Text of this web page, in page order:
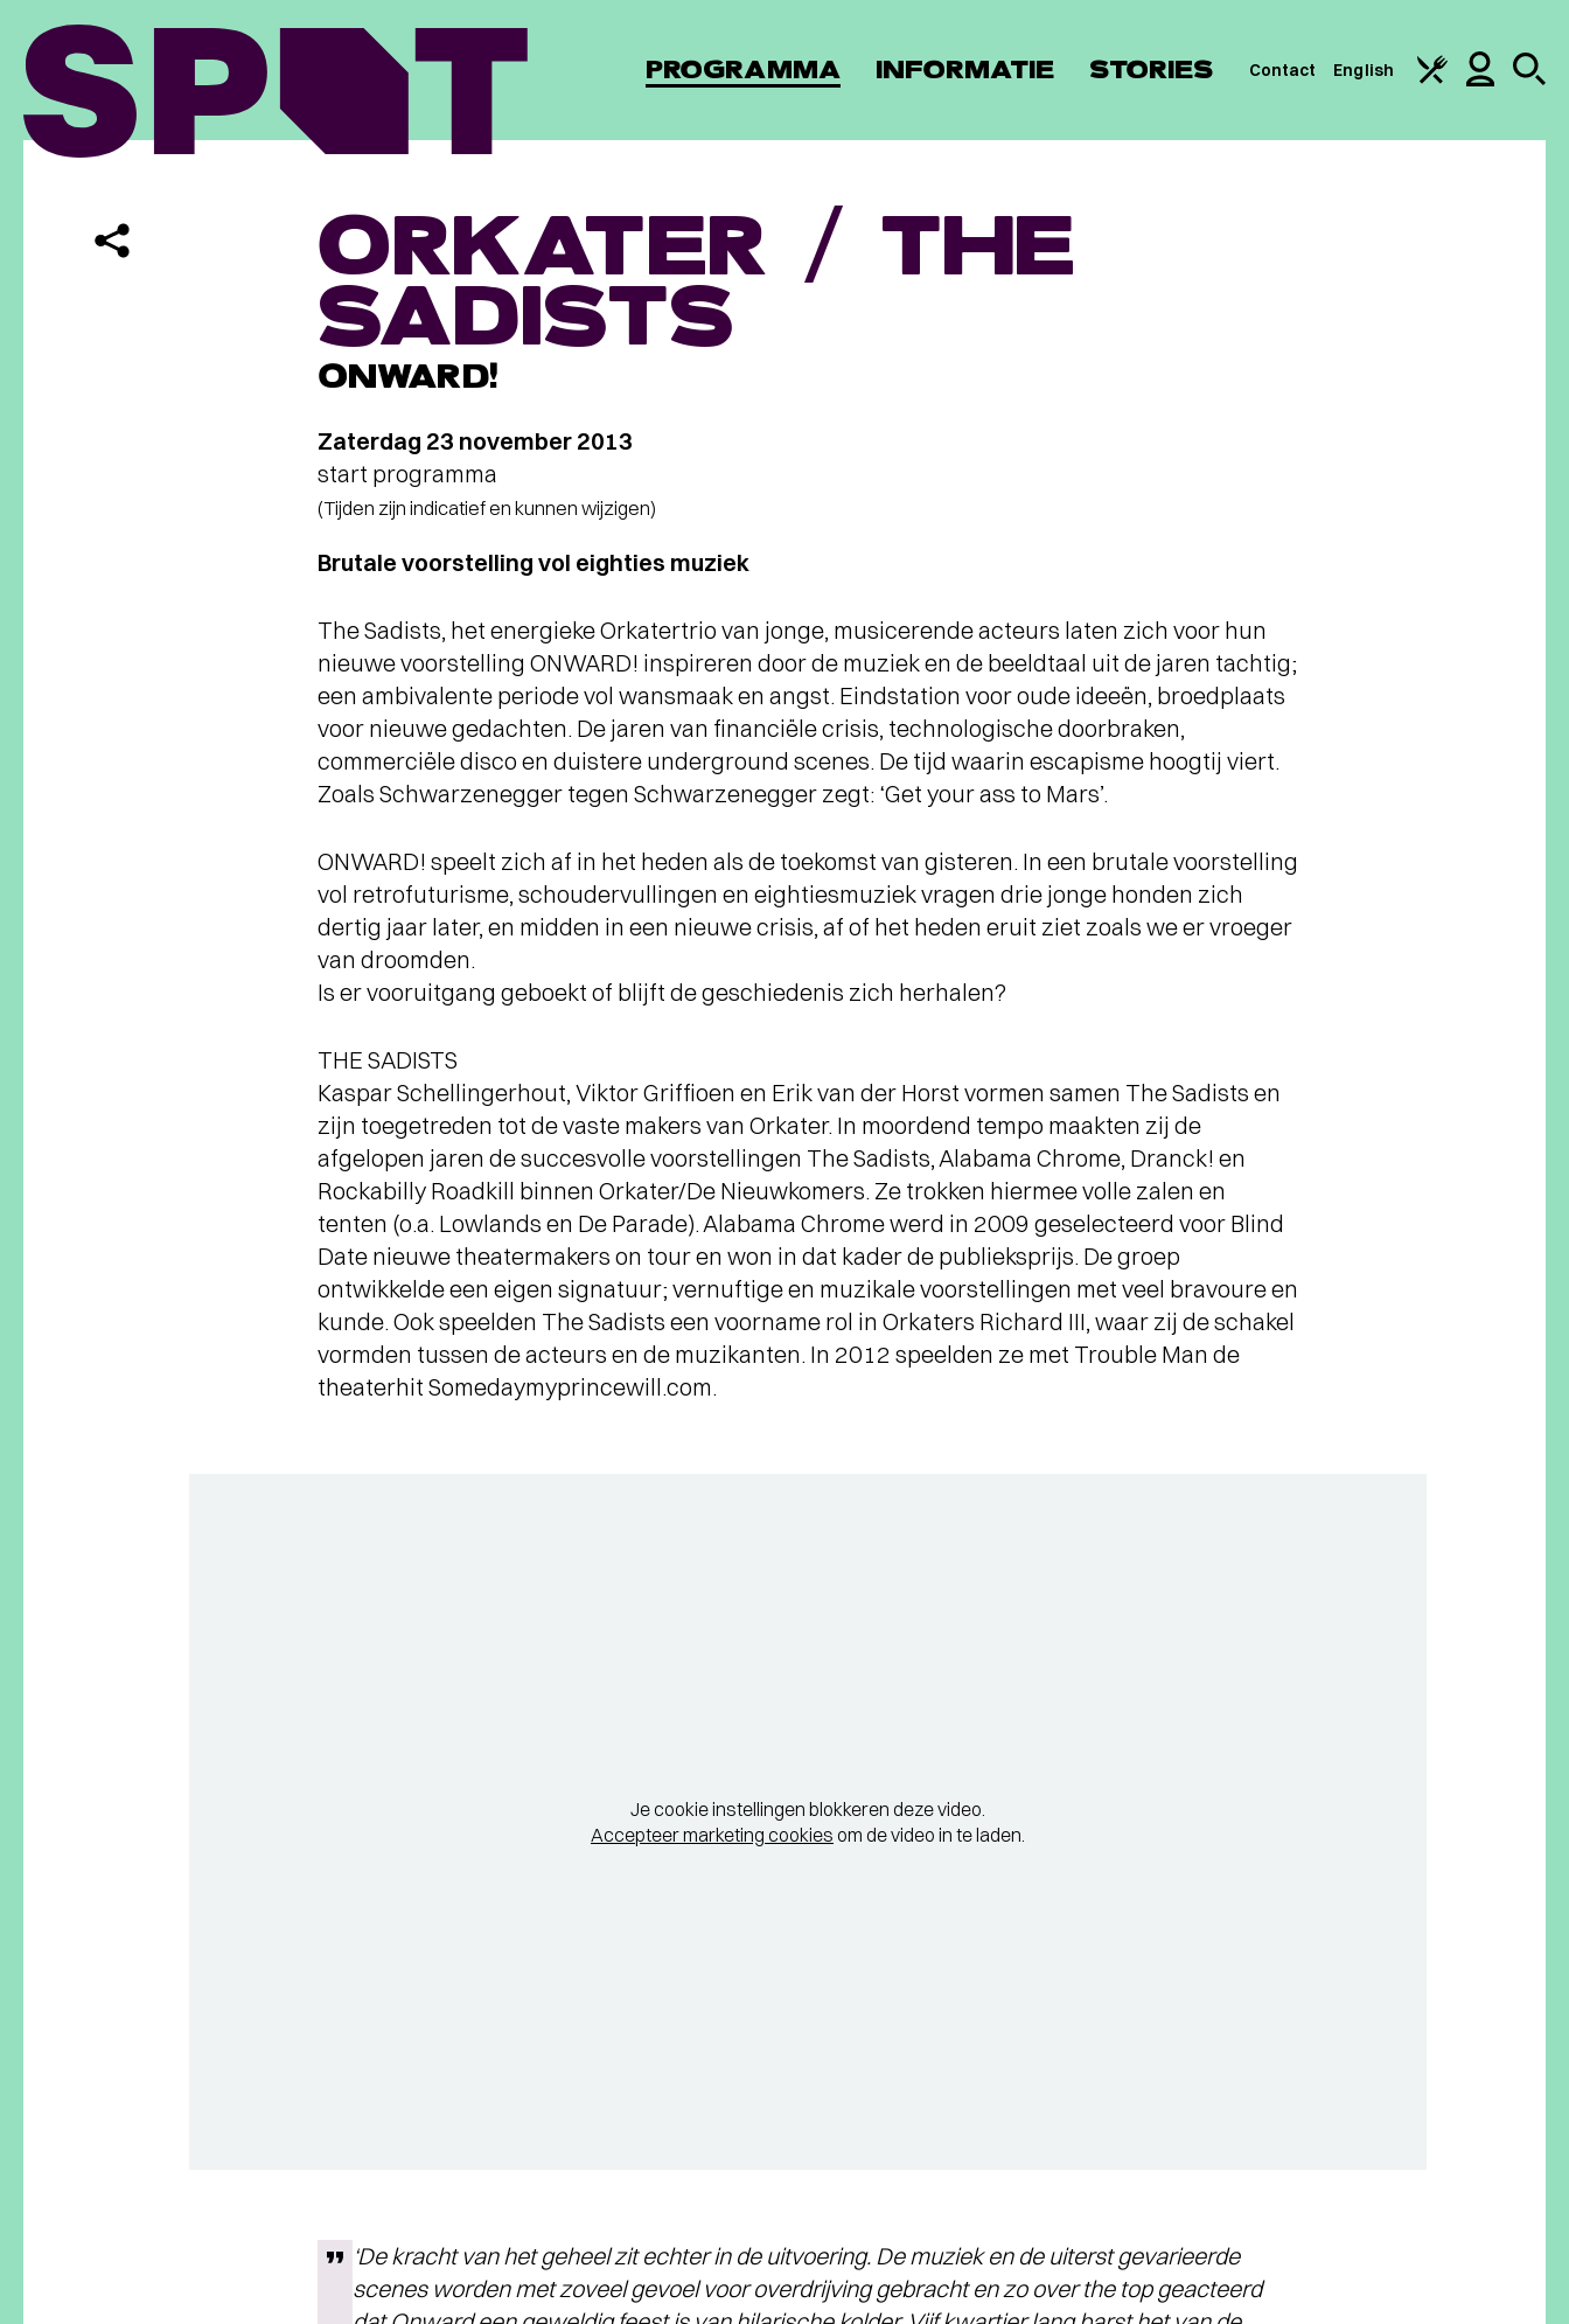
PROGRAMMA INFORMATIE STORIES Contact English
ORKATER / THE
SADISTS
ONWARD!
Zaterdag 23 november 2013
start programma
(Tijden zijn indicatief en kunnen wijzigen)
Brutale voorstelling vol eighties muziek
The Sadists, het energieke Orkatertrio van jonge, musicerende acteurs laten zich voor hun
nieuwe voorstelling ONWARD! inspireren door de muziek en de beeldtaal uit de jaren tachtig;
een ambivalente periode vol wansmaak en angst. Eindstation voor oude ideeën, broedplaats
voor nieuwe gedachten. De jaren van financiële crisis, technologische doorbraken,
commerciële disco en duistere underground scenes. De tijd waarin escapisme hoogtij viert.
Zoals Schwarzenegger tegen Schwarzenegger zegt: ‘Get your ass to Mars’.
ONWARD! speelt zich af in het heden als de toekomst van gisteren. In een brutale voorstelling
vol retrofuturisme, schoudervullingen en eightiesmuziek vragen drie jonge honden zich
dertig jaar later, en midden in een nieuwe crisis, af of het heden eruit ziet zoals we er vroeger
van droomden.
Is er vooruitgang geboekt of blijft de geschiedenis zich herhalen?
THE SADISTS
Kaspar Schellingerhout, Viktor Griffioen en Erik van der Horst vormen samen The Sadists en
zijn toegetreden tot de vaste makers van Orkater. In moordend tempo maakten zij de
afgelopen jaren de succesvolle voorstellingen The Sadists, Alabama Chrome, Dranck! en
Rockabilly Roadkill binnen Orkater/De Nieuwkomers. Ze trokken hiermee volle zalen en
tenten (o.a. Lowlands en De Parade). Alabama Chrome werd in 2009 geselecteerd voor Blind
Date nieuwe theatermakers on tour en won in dat kader de publieksprijs. De groep
ontwikkelde een eigen signatuur; vernuftige en muzikale voorstellingen met veel bravoure en
kunde. Ook speelden The Sadists een voorname rol in Orkaters Richard III, waar zij de schakel
vormden tussen de acteurs en de muzikanten. In 2012 speelden ze met Trouble Man de
theaterhit Somedaymyprincewill.com.
Je cookie instellingen blokkeren deze video.
Accepteer marketing cookies om de video in te laden.
‘De kracht van het geheel zit echter in de uitvoering. De muziek en de uiterst gevarieerde
scenes worden met zoveel gevoel voor overdrijving gebracht en zo over the top geacteerd